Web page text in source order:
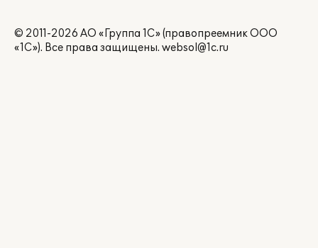
© 2011-2026 АО «Группа 1С» (правопреемник ООО
«1С»). Все права защищены. websol@1c.ru